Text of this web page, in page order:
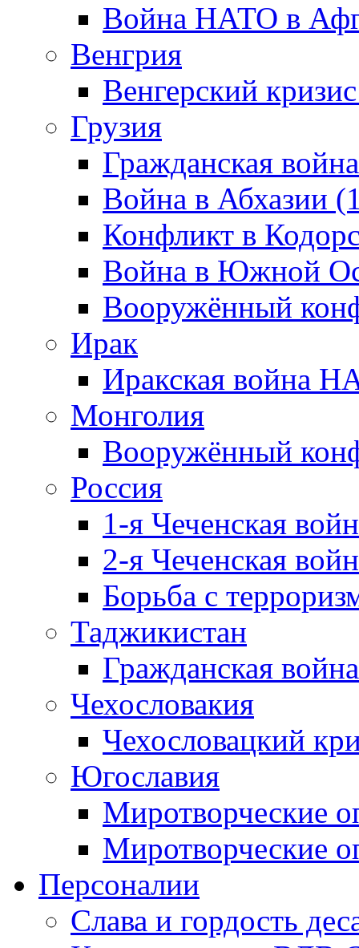
Война НАТО в
Венгрия
Венгерский
Грузия
Гражданская
Война в Абхазии
Конфликт в
Война в Южной
Вооружённый
Ирак
Иракская война
Монголия
Вооружённый
Россия
1-я Чеченская
2-я Чеченская
Борьба с
Таджикистан
Гражданская
Чехословакия
Чехословацкий
Югославия
Миротворческие
Миротворческие
Персоналии
Слава и гордость